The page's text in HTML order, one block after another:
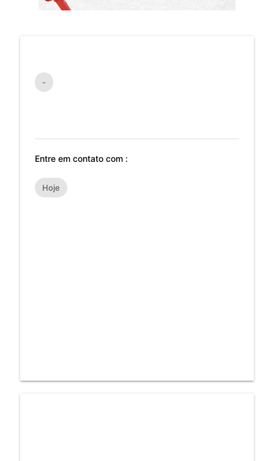
-
Entre em contato com :
Hoje